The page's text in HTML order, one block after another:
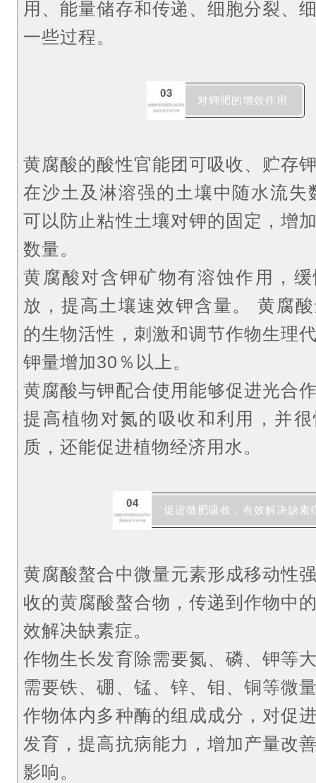
用、能量储存和传递、细胞分裂、
一些过程。
03
对钾肥的增效作用
黄腐酸的酸性官能团可吸收、贮存
在沙土及淋溶强的土壤中随水流
可以防止粘性土壤对钾的固定，增
数量。
黄腐酸对含钾矿物有溶蚀作用，
放，提高土壤速效钾含量。黄腐
的生物活性，刺激和调节作物生理
钾量增加30％以上。
黄腐酸与钾配合使用能够促进光合
提高植物对氮的吸收和利用，并
质，还能促进植物经济用水。
04
促进微肥吸收，有效解决缺素
黄腐酸螯合中微量元素形成移动性
收的黄腐酸螯合物，传递到作物中
效解决缺素症。
作物生长发育除需要氮、磷、钾等
需要铁、硼、锰、锌、钼、铜等微
作物体内多种酶的组成成分，对促
发育，提高抗病能力，增加产量改
影响。